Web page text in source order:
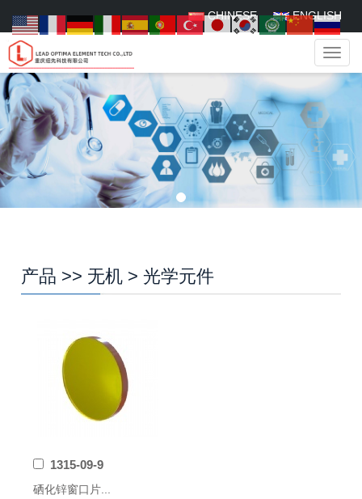
CHINESE ENGLISH
菜
单
产品 >> 无机 >光学元件
1315-09-9
硒化锌窗口片...